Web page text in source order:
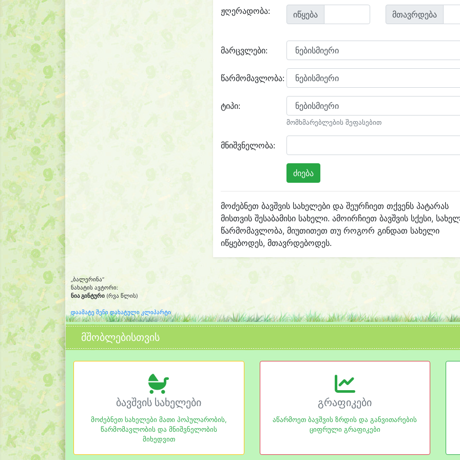
ჟღერადობა: იწყება მთავრდება
მარცვლები:
წარმომავლობა:
ტიპი:
მომხმარებლების შეფასებით
მნიშვნელობა:
მოძებნეთ ბავშვის სახელები და შეურჩიეთ თქვენს პატარას
მისთვის შესაბამისი სახელი. ამოირჩიეთ ბავშვის სქესი,
წარმომავლობა, მიუთითეთ თუ როგორ გინდათ სახელი
იწყებოდეს, მთავრდებოდეს.
„ბალერინა“
ნახატის ავტორი:
ნია გინტური (რვა წლის)
დაამატე შენი დახატული კლიპარტი
მშობლებისთვის
ბავშვის სახელები
მოძებნეთ სახელები მათი პოპულარობის,
წარმომავლობის და მნიშვნელობის
მიხედვით
გრაფიკები
აწარმოეთ ბავშვის ზრდის და განვითარების
ციფრული გრაფიკები